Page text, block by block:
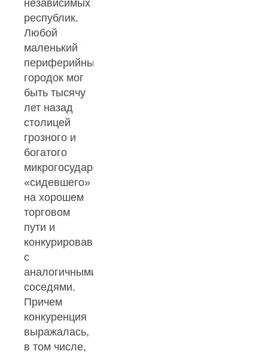
независимых
республик.
Любой
маленький
периферийный
городок мог
быть тысячу
лет назад
столицей
грозного и
богатого
микрогосударства,
«сидевшего»
на хорошем
торговом
пути и
конкурировавшего
с
аналогичными
соседями.
Причем
конкуренция
выражалась,
в том числе,